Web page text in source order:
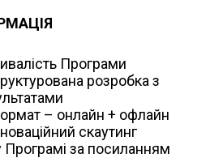
Програми
розробка з
– онлайн + офлайн
скаутинг
Програмі за посиланням